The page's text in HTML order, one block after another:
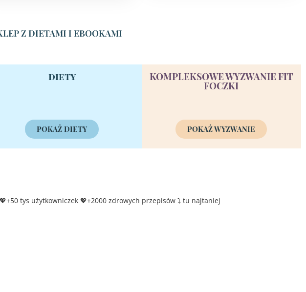
Z DIETAMI I EBOOKAMI
diety
POKAŻ DIETY
KOMPLEKSOWE WYZWANIE FIT
FOCZKI
POKAŻ WYZWANIE
💖+50 tys użytkowniczek 💖+2000 zdrowych przepisów ⤵️ tu najtaniej